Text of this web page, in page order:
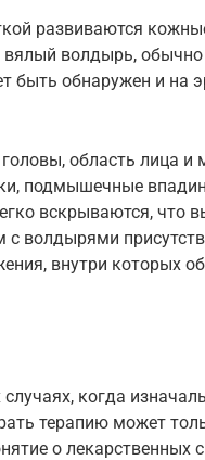
развиваются
вялый волдырь, обычно
обнаружен и на
область лица и
подмышечные
вскрываются, что
с волдырями
внутри которых
когда
терапию может
о лекарственных